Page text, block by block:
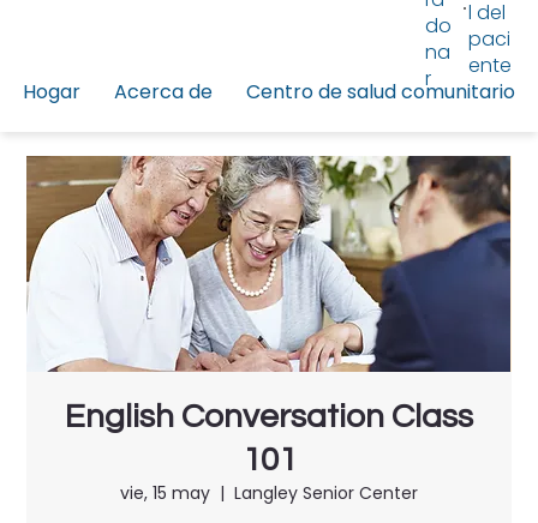
Hogar Acerca de Centro de salud comunitario
do
na
r
l del
paci
ente
English Conversation Class
101
vie, 15 may
  |
Langley Senior Center